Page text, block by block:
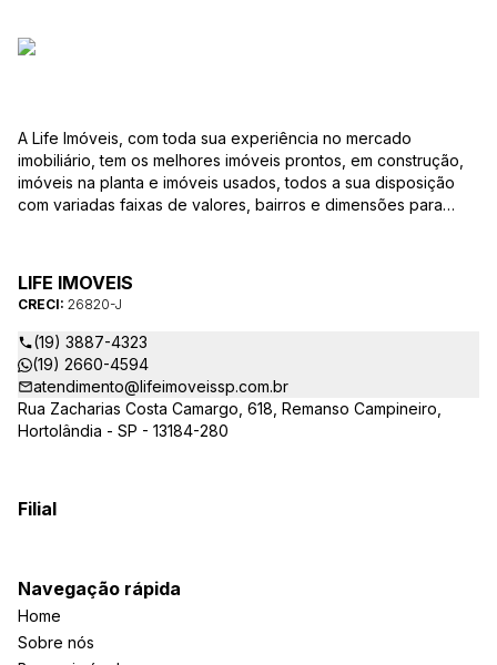
A Life Imóveis, com toda sua experiência no mercado
imobiliário, tem os melhores imóveis prontos, em construção,
imóveis na planta e imóveis usados, todos a sua disposição
com variadas faixas de valores, bairros e dimensões para
as suas dúvidas sobre casas, apartamentos, terrenos, salas
comerciais e outros produtos imobiliários.
LIFE IMOVEIS
CRECI: 26820-J
(19) 3887-4323
(19) 2660-4594
atendimento@lifeimoveissp.com.br
Rua Zacharias Costa Camargo, 618, Remanso Campineiro,
Hortolândia - SP - 13184-280
Filial
Navegação rápida
Home
Sobre nós